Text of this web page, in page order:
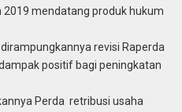
mendatang produk hukum
revisi Raperda
positif bagi peningkatan
Perda retribusi usaha